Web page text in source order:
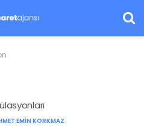
EMIN KORKMAZ